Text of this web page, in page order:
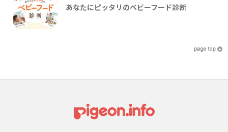
あなたにピッタリのベビーフード診断